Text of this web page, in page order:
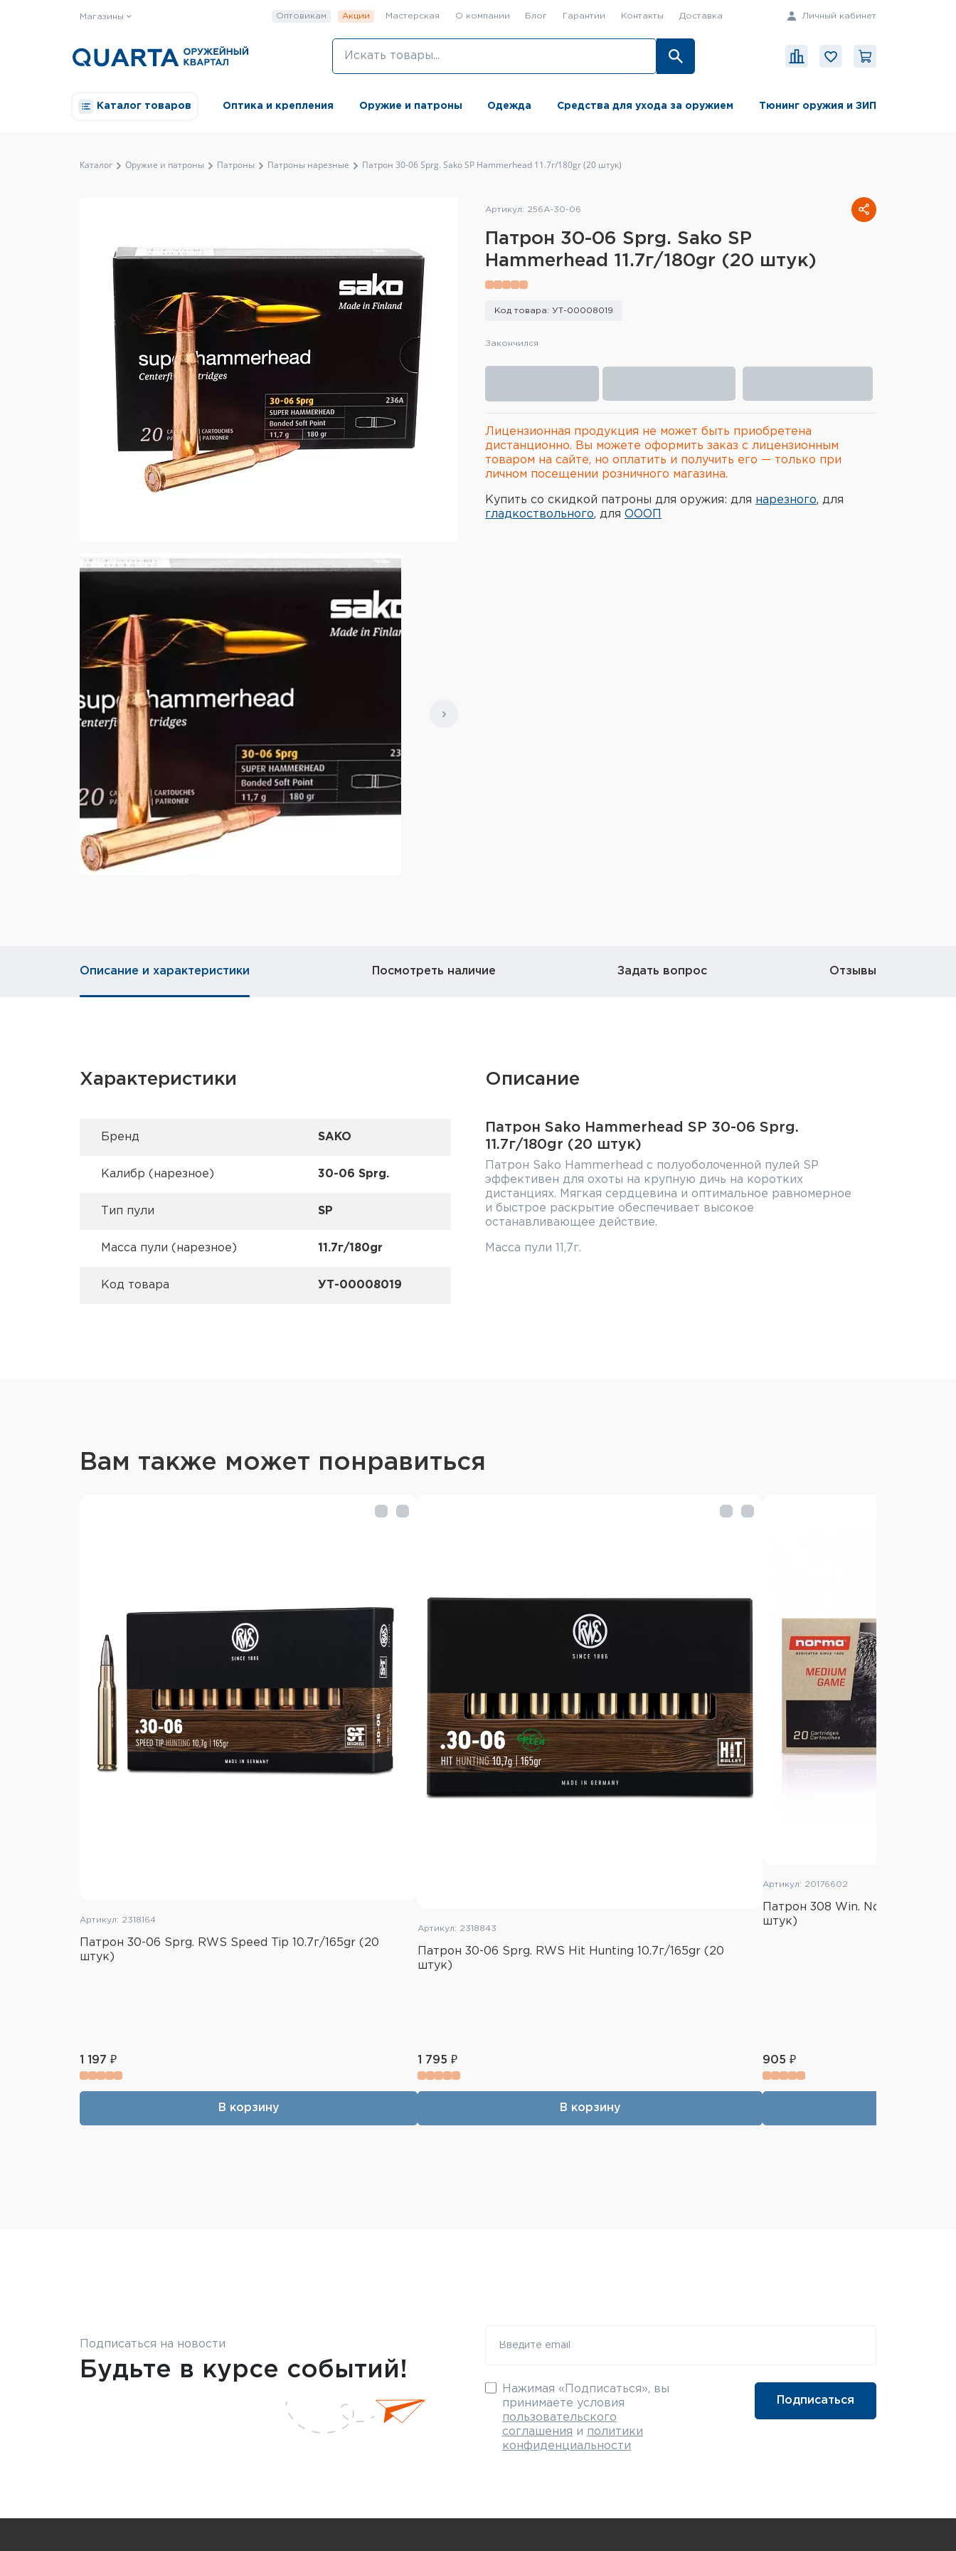
Магазины Оптовикам Акции Мастерская О компании Блог Гарантии Контакты Доставка Личный кабинет
Каталог товаров Оптика и крепления Оружие и патроны Одежда Средства для ухода за оружием Тюнинг оружия и ЗИП
Каталог Оружие и патроны Патроны Патроны нарезные Патрон 30-06 Sprg. Sako SP Hammerhead 11.7г/180gr (20 штук)
Артикул: 256A-30-06
Патрон 30-06 Sprg. Sako SP
Hammerhead 11.7г/180gr (20 штук)
Код товара: УТ-00008019
Закончился
Лицензионная продукция не может быть приобретена
дистанционно. Вы можете оформить заказ с лицензионным
товаром на сайте, но оплатить и получить его — только при
личном посещении розничного магазина.
Купить со скидкой патроны для оружия: для нарезного, для
гладкоствольного, для ОООП
Описание и характеристики Посмотреть наличие Задать вопрос Отзывы
Характеристики
Брeнд SAKO
Калибр (нарезное) 30-06 Sprg.
Тип пули SP
Масса пули (нарезное) 11.7г/180gr
Код товара УТ-00008019
Описание
Патрон Sako Hammerhead SP 30-06 Sprg.
11.7г/180gr (20 штук)
Патрон Sako Hammerhead с полуоболоченной пулей SP
эффективен для охоты на крупную дичь на коротких
дистанциях. Мягкая сердцевина и оптимальное равномерное
и быстрое раскрытие обеспечивает высокое
останавливающее действие.
Масса пули 11,7г.
Вам также может понравиться
Артикул: 2318164
Патрон 30-06 Sprg. RWS Speed Tip 10.7г/165gr (20
штук)
1 197 ₽
В корзину
Артикул: 2318843
Патрон 30-06 Sprg. RWS Hit Hunting 10.7г/165gr (20
штук)
1 795 ₽
В корзину
Артикул: 20176602
Патрон 308 Win. Norma Vulkan
штук)
905 ₽
Подписаться на новости
Будьте в курсе событий!
Нажимая «Подписаться», вы
принимаете условия
пользовательского
соглашения и политики
конфиденциальности